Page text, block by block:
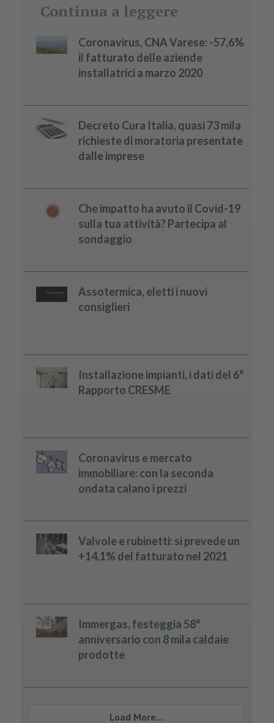
Continua a leggere
Coronavirus, CNA Varese: -57,6%
il fatturato delle aziende
installatrici a marzo 2020
Decreto Cura Italia, quasi 73 mila
richieste di moratoria presentate
dalle imprese
Che impatto ha avuto il Covid-19
sulla tua attività? Partecipa al
sondaggio
Assotermica, eletti i nuovi
consiglieri
Installazione impianti, i dati del 6°
Rapporto CRESME
Coronavirus e mercato
immobiliare: con la seconda
ondata calano i prezzi
Valvole e rubinetti: si prevede un
+14,1% del fatturato nel 2021
Immergas, festeggia 58°
anniversario con 8 mila caldaie
prodotte
Load More...